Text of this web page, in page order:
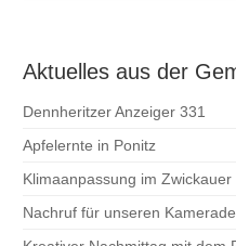
Aktuelles aus der
Dennheritzer Anzeiger 331
Apfelernte in Ponitz
Klimaanpassung im Zwickauer
Nachruf für unseren